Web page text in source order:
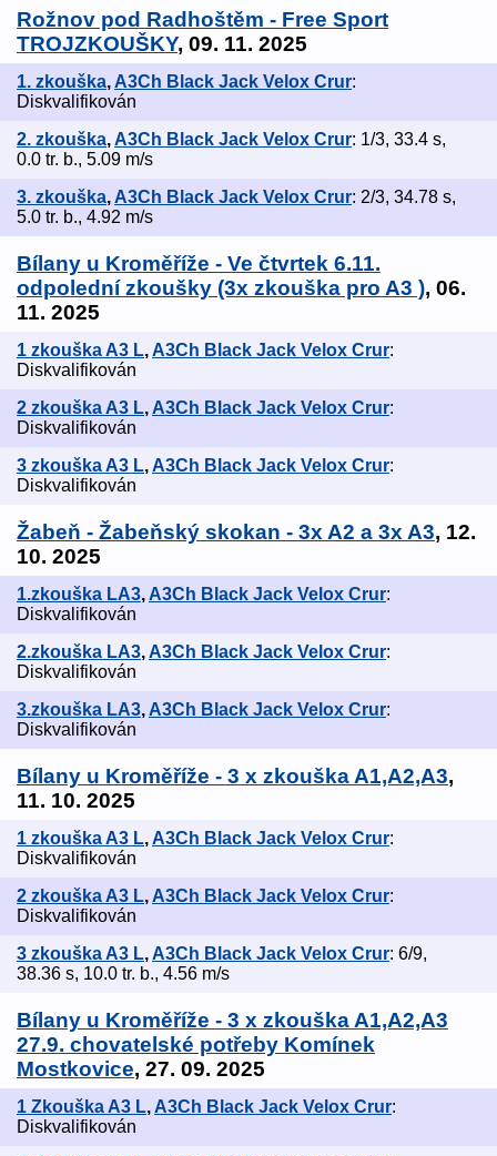
Rožnov pod Radhoštěm - Free Sport
TROJZKOUŠKY, 09. 11. 2025
1. zkouška, A3Ch Black Jack Velox Crur:
Diskvalifikován
2. zkouška,A3Ch Black Jack Velox Crur: 1/3, 33.4 s,
0.0 tr. b., 5.09 m/s
3. zkouška, A3Ch Black Jack Velox Crur: 2/3, 34.78 s,
5.0 tr. b., 4.92 m/s
Bílany u Kroměříže - Ve čtvrtek 6.11.
odpolední zkoušky (3x zkouška pro A3 ), 06.
11. 2025
1 zkouška A3 L,A3Ch Black Jack Velox Crur:
Diskvalifikován
2 zkouška A3 L, A3Ch Black Jack Velox Crur:
Diskvalifikován
3 zkouška A3 L,A3Ch Black Jack Velox Crur:
Diskvalifikován
Žabeň - Žabeňský skokan - 3x A2 a 3x A3, 12.
10. 2025
1.zkouška LA3, A3Ch Black Jack Velox Crur:
Diskvalifikován
2.zkouška LA3,A3Ch Black Jack Velox Crur:
Diskvalifikován
3.zkouška LA3, A3Ch Black Jack Velox Crur:
Diskvalifikován
Bílany u Kroměříže - 3 x zkouška A1,A2,A3,
11. 10. 2025
1 zkouška A3 L,A3Ch Black Jack Velox Crur:
Diskvalifikován
2 zkouška A3 L, A3Ch Black Jack Velox Crur:
Diskvalifikován
3 zkouška A3 L,A3Ch Black Jack Velox Crur: 6/9,
38.36 s, 10.0 tr. b., 4.56 m/s
Bílany u Kroměříže - 3 x zkouška A1,A2,A3
27.9. chovatelské potřeby Komínek
Mostkovice, 27. 09. 2025
1 Zkouška A3 L, A3Ch Black Jack Velox Crur:
Diskvalifikován